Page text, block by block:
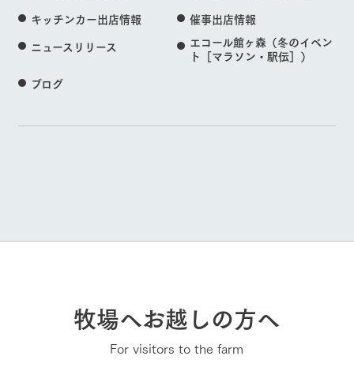
キッチンカー出店情報
催事出店情報
ニュースリリース
エコール館ヶ森（冬のイベン
ト［マラソン・駅伝］）
ブログ
牧場へお越しの方へ
For visitors to the farm